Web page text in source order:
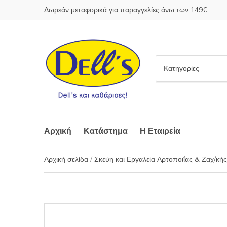
Δωρεάν μεταφορικά για παραγγελίες άνω των 149€
a
o
n
a
Αρχική Κατάστημα Η Εταιρεία
Αρχική σελίδα / Σκεύη και Εργαλεία Αρτοποιΐας & Ζαχ/κής